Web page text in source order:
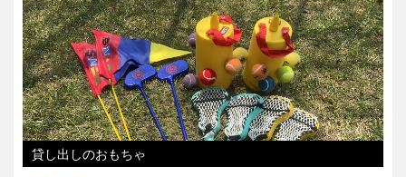
貸し出しのおもちゃ